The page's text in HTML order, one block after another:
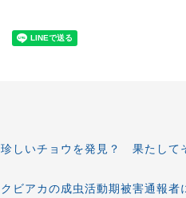
珍しいチョウを発見？ 果たして
クビアカの成虫活動期被害通報